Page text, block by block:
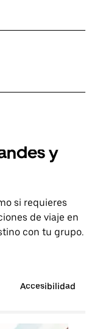
y
si requieres
de viaje en
con tu grupo.
Accesibilidad